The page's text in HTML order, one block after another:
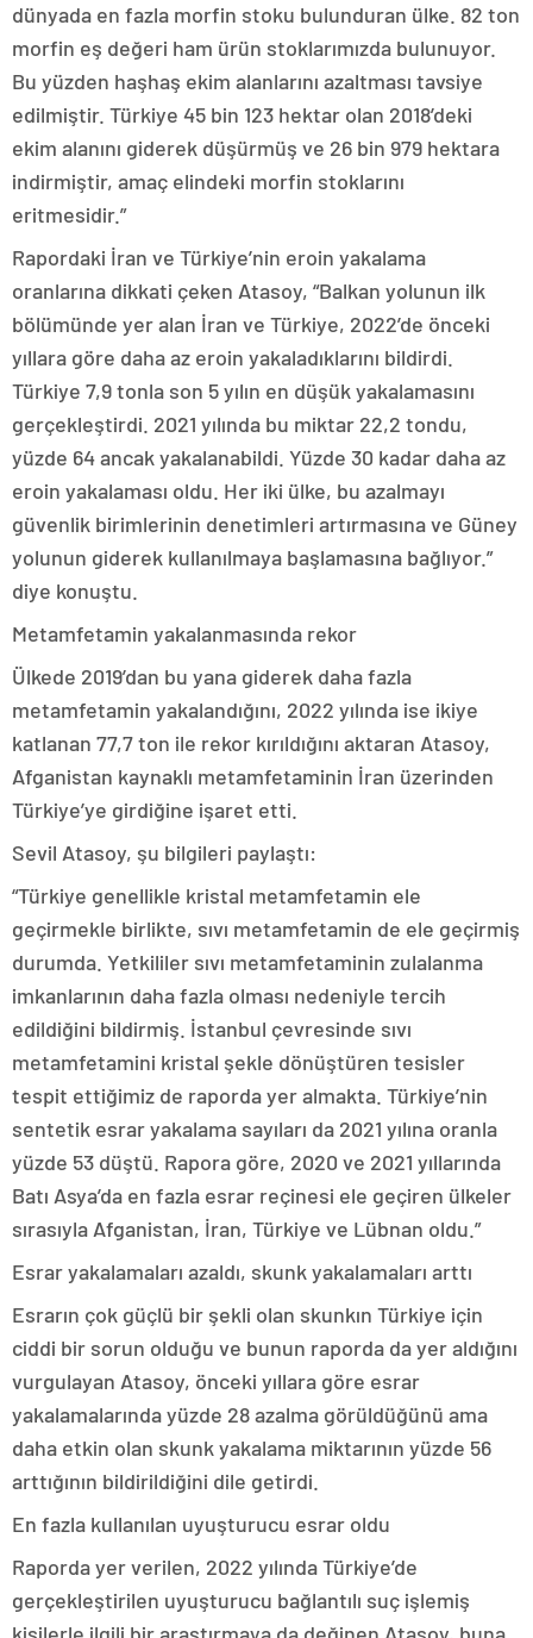
dünyada en fazla morfin stoku bulunduran ülke. 82 ton
morfin eş değeri ham ürün stoklarımızda bulunuyor.
Bu yüzden haşhaş ekim alanlarını azaltması tavsiye
edilmiştir. Türkiye 45 bin 123 hektar olan 2018’deki
ekim alanını giderek düşürmüş ve 26 bin 979 hektara
indirmiştir, amaç elindeki morfin stoklarını
eritmesidir.”
Rapordaki İran ve Türkiye’nin eroin yakalama
oranlarına dikkati çeken Atasoy, “Balkan yolunun ilk
bölümünde yer alan İran ve Türkiye, 2022’de önceki
yıllara göre daha az eroin yakaladıklarını bildirdi.
Türkiye 7,9 tonla son 5 yılın en düşük yakalamasını
gerçekleştirdi. 2021 yılında bu miktar 22,2 tondu,
yüzde 64 ancak yakalanabildi. Yüzde 30 kadar daha az
eroin yakalaması oldu. Her iki ülke, bu azalmayı
güvenlik birimlerinin denetimleri artırmasına ve Güney
yolunun giderek kullanılmaya başlamasına bağlıyor.”
diye konuştu.
Metamfetamin yakalanmasında rekor
Ülkede 2019’dan bu yana giderek daha fazla
metamfetamin yakalandığını, 2022 yılında ise ikiye
katlanan 77,7 ton ile rekor kırıldığını aktaran Atasoy,
Afganistan kaynaklı metamfetaminin İran üzerinden
Türkiye’ye girdiğine işaret etti.
Sevil Atasoy, şu bilgileri paylaştı:
“Türkiye genellikle kristal metamfetamin ele
geçirmekle birlikte, sıvı metamfetamin de ele geçirmiş
durumda. Yetkililer sıvı metamfetaminin zulalanma
imkanlarının daha fazla olması nedeniyle tercih
edildiğini bildirmiş. İstanbul çevresinde sıvı
metamfetamini kristal şekle dönüştüren tesisler
tespit ettiğimiz de raporda yer almakta. Türkiye’nin
sentetik esrar yakalama sayıları da 2021 yılına oranla
yüzde 53 düştü. Rapora göre, 2020 ve 2021 yıllarında
Batı Asya’da en fazla esrar reçinesi ele geçiren ülkeler
sırasıyla Afganistan, İran, Türkiye ve Lübnan oldu.”
Esrar yakalamaları azaldı, skunk yakalamaları arttı
Esrarın çok güçlü bir şekli olan skunkın Türkiye için
ciddi bir sorun olduğu ve bunun raporda da yer aldığını
vurgulayan Atasoy, önceki yıllara göre esrar
yakalamalarında yüzde 28 azalma görüldüğünü ama
daha etkin olan skunk yakalama miktarının yüzde 56
arttığının bildirildiğini dile getirdi.
En fazla kullanılan uyuşturucu esrar oldu
Raporda yer verilen, 2022 yılında Türkiye’de
gerçekleştirilen uyuşturucu bağlantılı suç işlemiş